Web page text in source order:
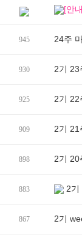
[안
945 24주
930 2기 23
925 2기 22
909 2기 21
898 2기 20
883 2기
867 2기